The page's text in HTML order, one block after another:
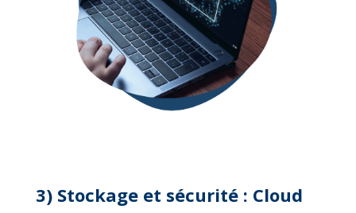
3) Sto­ckage et sé­cu­ri­té : Cloud